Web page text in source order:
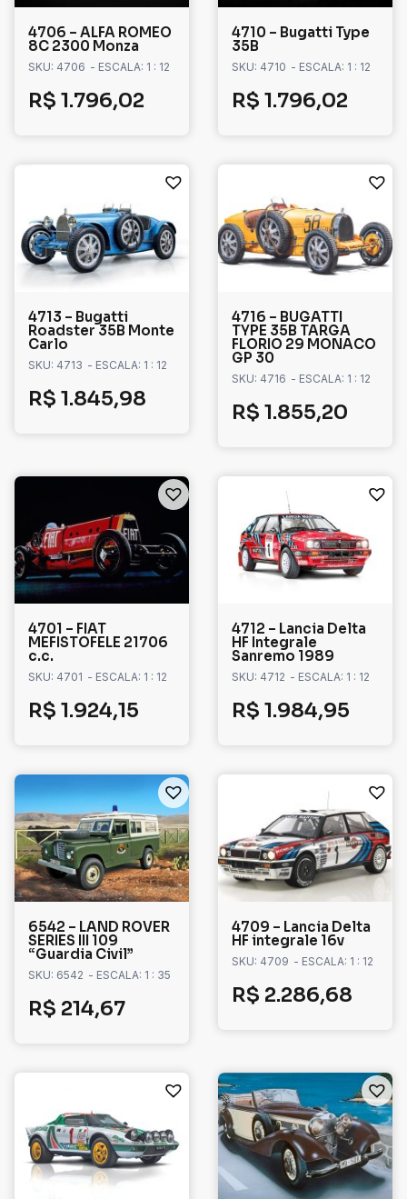
4706 – ALFA ROMEO
8C 2300 Monza
SKU: 4706 - ESCALA: 1 : 12
R$ 1.796,02
4710 – Bugatti Type
35B
SKU: 4710 - ESCALA: 1 : 12
R$ 1.796,02
4713 – Bugatti
Roadster 35B Monte
Carlo
SKU: 4713 - ESCALA: 1 : 12
R$ 1.845,98
4716 – BUGATTI
TYPE 35B TARGA
FLORIO 29 MONACO
GP 30
SKU: 4716 - ESCALA: 1 : 12
R$ 1.855,20
4701 – FIAT
MEFISTOFELE 21706
c.c.
SKU: 4701 - ESCALA: 1 : 12
R$ 1.924,15
4712 – Lancia Delta
HF Integrale
Sanremo 1989
SKU: 4712 - ESCALA: 1 : 12
R$ 1.984,95
6542 – LAND ROVER
SERIES III 109
“Guardia Civil”
SKU: 6542 - ESCALA: 1 : 35
R$ 214,67
4709 – Lancia Delta
HF integrale 16v
SKU: 4709 - ESCALA: 1 : 12
R$ 2.286,68